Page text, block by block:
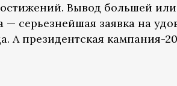
Вывод большей
серьезнейшая заявка на
А президентская кампания-